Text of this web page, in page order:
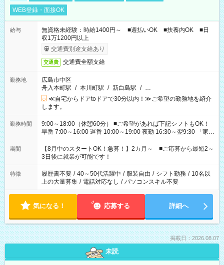
WEB登録・面接OK
給与
無資格未経験：時給1400円～ ■週払いOK ■扶養内OK ■日
収1万1200円以上
交通費別途支給あり
交通費 交通費全額支給
勤務地
広島市中区
舟入本町駅 / 本川町駅 / 新白島駅 / …
≪自宅からドアtoドアで30分以内！≫ご希望の勤務地を紹介
します。
勤務時間
9:00～18:00（休憩60分） ■ご希望があれば下記シフトもOK！
早番 7:00～16:00 遅番 10:00～19:00 夜勤 16:30～翌9:30 「家族
と休みを合わせたい」 「余裕を持って夕飯の準備がしたい」
「できれば残業はしたくない」 など、ご希望を教えてください
ね。 ※Wワーク希望の方へ 今ご覧のお仕事で希望する勤務時間
と、もう1つのお仕事の勤務時間。 合計で週40時間を超える場
合は応募できません。
期間
【8月中のスタートOK！急募！】2カ月～ ■ご応募から最短2～
3日後に就業が可能です！
特徴 履歴書不要 / 40～50代活躍中 / 服装自由 / シフト勤務 / 10名以
上の大量募集 / 電話対応なし / パソコンスキル不要
気になる！ 応募する 詳細へ
掲載日：2026.08.07
未読